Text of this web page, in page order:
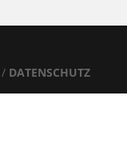
/ DATENSCHUTZ